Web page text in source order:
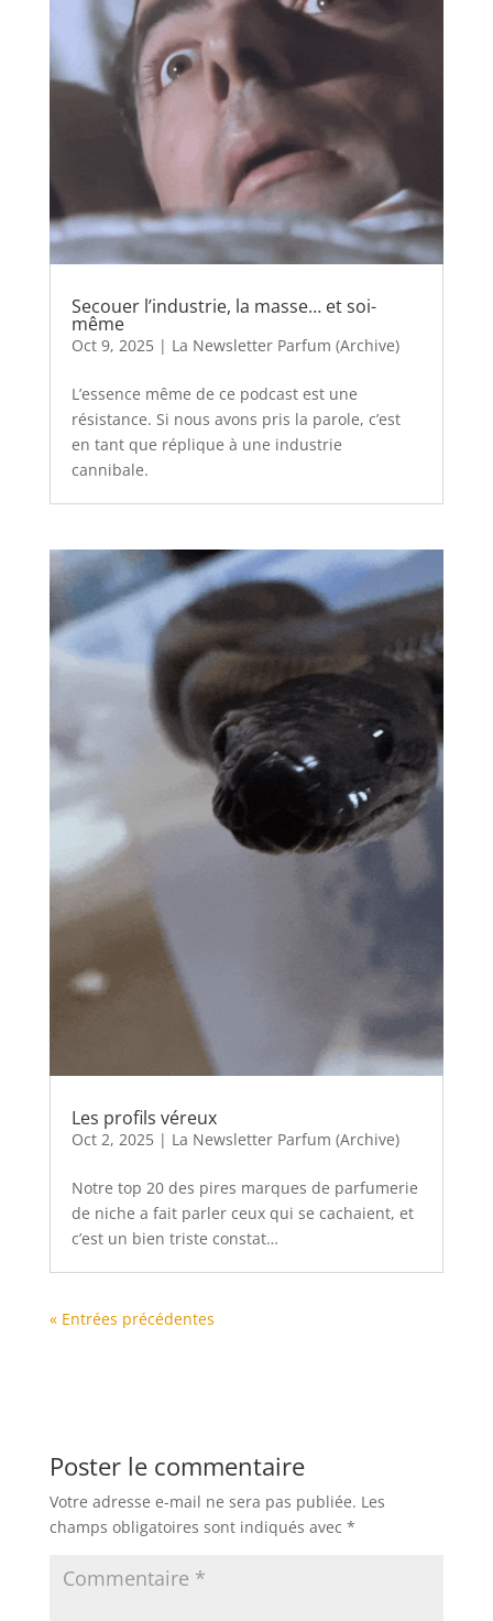
Secouer l’industrie, la masse… et soi-
même
Oct 9, 2025| La Newsletter Parfum (Archive)
L’essence même de ce podcast est une
résistance. Si nous avons pris la parole, c’est
en tant que réplique à une industrie
cannibale.
Les profils véreux
Oct 2, 2025| La Newsletter Parfum (Archive)
Notre top 20 des pires marques de parfumerie
de niche a fait parler ceux qui se cachaient, et
c’est un bien triste constat…
« Entrées précédentes
Poster le commentaire
Votre adresse e-mail ne sera pas publiée. Les
champs obligatoires sont indiqués avec *